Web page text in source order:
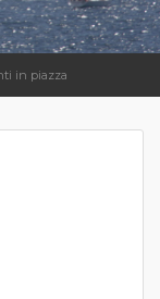
in piazza